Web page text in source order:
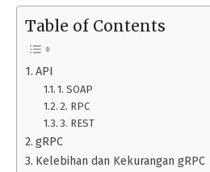
Table of Contents
API
1. SOAP
2. RPC
3. REST
gRPC
Kelebihan dan Kekurangan gRPC